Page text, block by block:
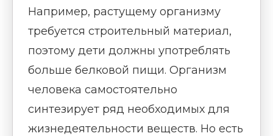
Например, растущему организму
требуется строительный материал,
поэтому дети должны употреблять
больше белковой пищи. Организм
человека самостоятельно
синтезирует ряд необходимых для
жизнедеятельности веществ. Но есть